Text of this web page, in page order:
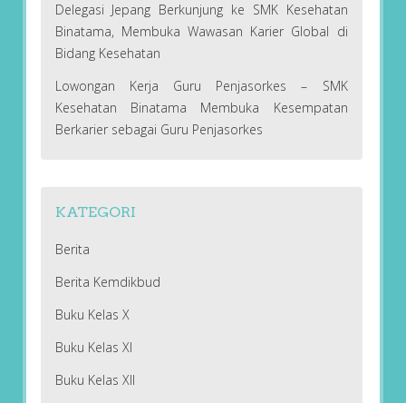
Delegasi Jepang Berkunjung ke SMK Kesehatan
Binatama, Membuka Wawasan Karier Global di
Bidang Kesehatan
Lowongan Kerja Guru Penjasorkes – SMK
Kesehatan Binatama Membuka Kesempatan
Berkarier sebagai Guru Penjasorkes
KATEGORI
Berita
Berita Kemdikbud
Buku Kelas X
Buku Kelas XI
Buku Kelas XII